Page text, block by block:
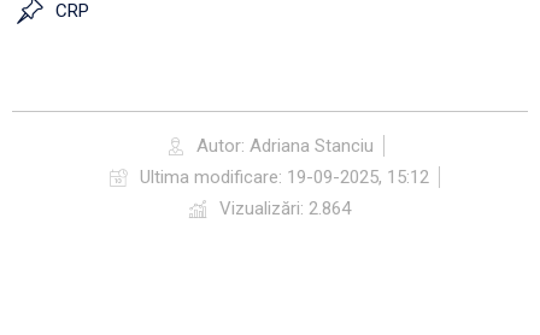
CRP
Autor: Adriana Stanciu
Ultima modificare: 19-09-2025, 15:12
Vizualizări: 2.864